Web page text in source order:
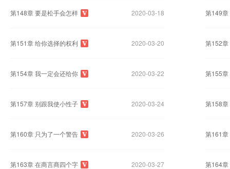
第148章 要是松手会怎样 2020-03-18 第149章
第151章 给你选择的权利 2020-03-20 第152章
第154章 我一定会还给你 2020-03-22 第155章
第157章 别跟我使小性子 2020-03-24 第158章
第160章 只为了一个警告 2020-03-26 第161章
第163章 在商言商四个字 2020-03-27 第164章